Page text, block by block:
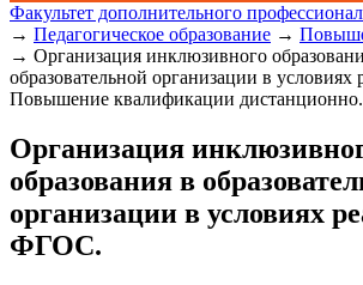
Факультет дополнительного
→ Педагогическое образование →
→ Организация инклюзивного
образовательной организации в
Повышение квалификации дистанционно.
Организация
образования в
организации в условиях
ФГОС.